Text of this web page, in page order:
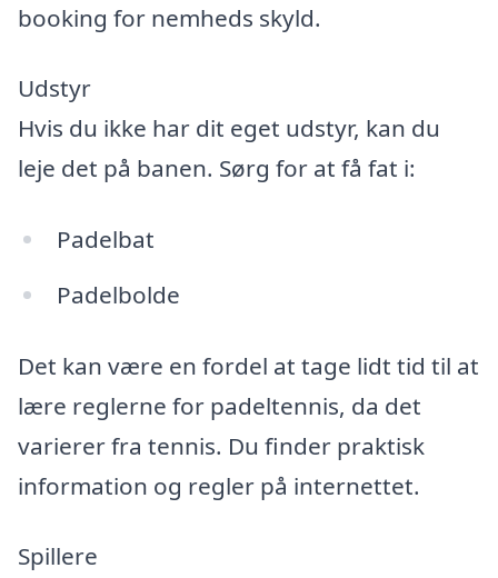
booking for nemheds skyld.
Udstyr
Hvis du ikke har dit eget udstyr, kan du
leje det på banen. Sørg for at få fat i:
Padelbat
Padelbolde
Det kan være en fordel at tage lidt tid til at
lære reglerne for padeltennis, da det
varierer fra tennis. Du finder praktisk
information og regler på internettet.
Spillere